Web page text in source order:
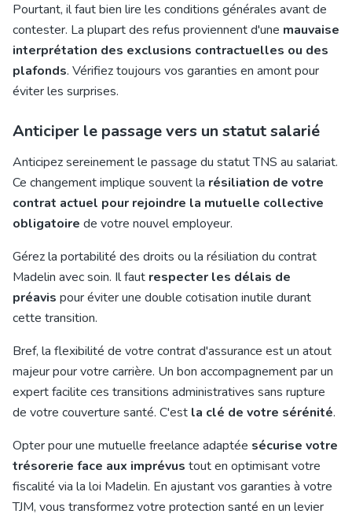
Pourtant, il faut bien lire les conditions générales avant de
contester. La plupart des refus proviennent d'une mauvaise
interprétation des exclusions contractuelles ou des
plafonds. Vérifiez toujours vos garanties en amont pour
éviter les surprises.
Anticiper le passage vers un statut salarié
Anticipez sereinement le passage du statut TNS au salariat.
Ce changement implique souvent la résiliation de votre
contrat actuel pour rejoindre la mutuelle collective
obligatoire de votre nouvel employeur.
Gérez la portabilité des droits ou la résiliation du contrat
Madelin avec soin. Il faut respecter les délais de
préavis pour éviter une double cotisation inutile durant
cette transition.
Bref, la flexibilité de votre contrat d'assurance est un atout
majeur pour votre carrière. Un bon accompagnement par un
expert facilite ces transitions administratives sans rupture
de votre couverture santé. C'est la clé de votre sérénité.
Opter pour une mutuelle freelance adaptée sécurise votre
trésorerie face aux imprévus tout en optimisant votre
fiscalité via la loi Madelin. En ajustant vos garanties à votre
TJM, vous transformez votre protection santé en un levier